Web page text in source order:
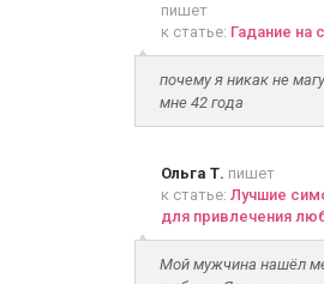
пишет
к статье: Гадание на
почему я никак не
мне 42 года
Ольга Т. пишет
к статье: Лучшие
для привлечения
Мой мужчина нашёл